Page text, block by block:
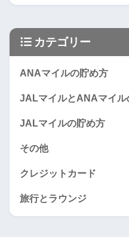
カテゴリー
ANAマイルの貯め方
JALマイルとANAマイル
JALマイルの貯め方
その他
クレジットカード
旅行とラウンジ